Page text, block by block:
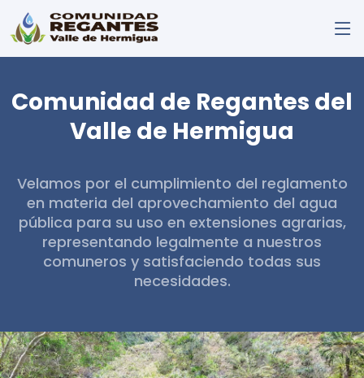
Comunidad de Regantes del
Valle de Hermigua
Velamos por el cumplimiento del reglamento
en materia del aprovechamiento del agua
pública para su uso en extensiones agrarias,
representando legalmente a nuestros
comuneros y satisfaciendo todas sus
necesidades.